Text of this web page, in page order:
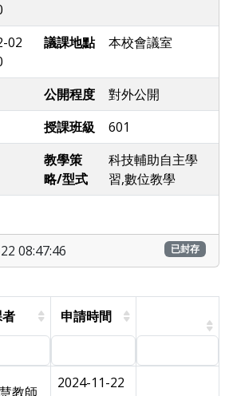
02
議課地點 本校會議室
公開程度
對外公開
授課班級
601
教學策
略/型式
科技輔助自主學
習,數位教學
08:47:46 已封存
申請時間
教師
2024-11-22